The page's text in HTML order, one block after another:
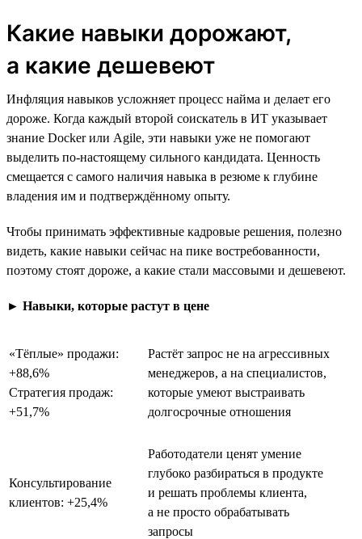
Какие навыки дорожают,
а какие дешевеют
Инфляция навыков усложняет процесс найма и делает его
дороже. Когда каждый второй соискатель в ИТ указывает
знание Docker или Agile, эти навыки уже не помогают
выделить по-настоящему сильного кандидата. Ценность
смещается с самого наличия навыка в резюме к глубине
владения им и подтверждённому опыту.
Чтобы принимать эффективные кадровые решения, полезно
видеть, какие навыки сейчас на пике востребованности,
поэтому стоят дороже, а какие стали массовыми и дешевеют.
► Навыки, которые растут в цене
«Тёплые» продажи:
+88,6%
Стратегия продаж:
+51,7%
Растёт запрос не на агрессивных
менеджеров, а на специалистов,
которые умеют выстраивать
долгосрочные отношения
Консультирование
клиентов: +25,4%
Работодатели ценят умение
глубоко разбираться в продукте
и решать проблемы клиента,
а не просто обрабатывать
запросы